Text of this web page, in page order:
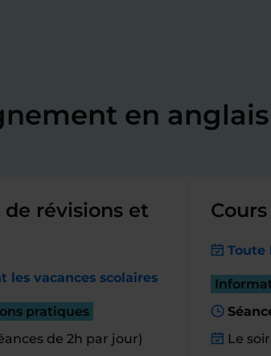
en
de révisions et
les vacances scolaires
pratiques
de 2h par jour)
Toute
Le